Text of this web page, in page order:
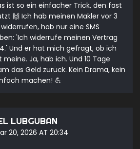
ist so ein einfacher Trick, den fast
🙌 Ich hab meinen Makler vor 3
hab nur eine SMS
'Ich widerrufe meinen Vertrag
Und er hat mich gefragt, ob ich
meine. Ja, hab ich. Und 10 Tage
das Geld zurück. Kein Drama, kein
machen! 💪
LUBGUBAN
20, 2026 AT 20:34